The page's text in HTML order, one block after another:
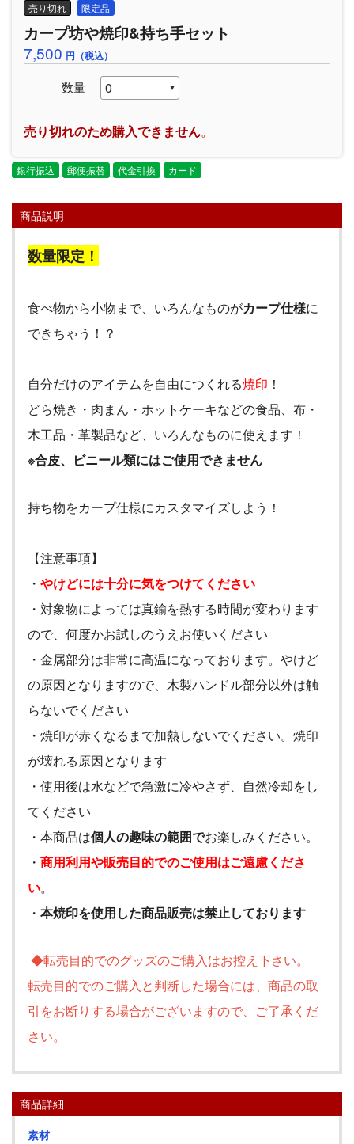
売り切れ 限定品
カープ坊や焼印&持ち手セット
7,500 円（税込）
数量
売り切れのため購入できません。
銀行振込 郵便振替 代金引換 カード
商品説明
数量限定！
食べ物から小物まで、いろんなものがカープ仕様に
できちゃう！？
自分だけのアイテムを自由につくれる焼印 ！
どら焼き・肉まん・ホットケーキなどの食品、布・
木工品・革製品など、いろんなものに使えます！
※合皮、ビニール類にはご使用できません
持ち物をカープ仕様にカスタマイズしよう！
【注意事項】
・ やけどには十分に気をつけてください
・対象物によっては真鍮を熱する時間が変わります
ので、何度かお試しのうえお使いください
・金属部分は非常に高温になっております。やけど
の原因となりますので、木製ハンドル部分以外は触
らないでください
・焼印が赤くなるまで加熱しないでください。焼印
が壊れる原因となります
・使用後は水などで急激に冷やさず、自然冷却をし
てください
・本商品は個人の趣味の範囲でお楽しみください。
・ 商用利用や販売目的でのご使用はご遠慮くださ
い。
・ 本焼印を使用した商品販売は禁止しております
◆転売目的でのグッズのご購入はお控え下さい。
転売目的でのご購入と判断した場合には、商品の取
引をお断りする場合がございますので、ご了承くだ
さい。
商品詳細
素材